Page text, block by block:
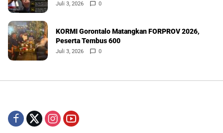
Juli 3, 2026 0
KORMI Gorontalo Matangkan FORPROV 2026,
Peserta Tembus 600
Juli 3, 2026 0